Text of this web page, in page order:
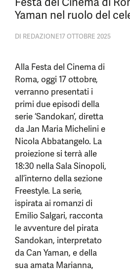
Yaman nel ruolo del
DI REDAZIONE17 OTTOBRE 2025
Alla Festa del Cinema di
Roma, oggi 17 ottobre,
verranno presentati i
primi due episodi della
serie ‘Sandokan’, diretta
da Jan Maria Michelini e
Nicola Abbatangelo. La
proiezione si terrà alle
18:30 nella Sala Sinopoli,
all’interno della sezione
Freestyle. La serie,
ispirata ai romanzi di
Emilio Salgari, racconta
le avventure del pirata
Sandokan, interpretato
da Can Yaman, e della
sua amata Marianna,